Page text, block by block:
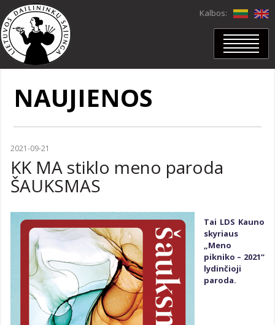
Kalbos:
PRADŽIA
Mano duomenys
Parodos
Virtualios parodos
Archyvas
NAUJIENOS
LDS VIDEOKANALAS
KONTAKTAI
LDS skyriai
Kūrybinės grupės
Kūrybiniai padaliniai
NAUJIENOS
2021-09-21
KK MA stiklo meno paroda
ŠAUKSMAS
Tai LDS Kauno
skyriaus
„Meno
pikniko – 2021“
lydinčioji
paroda.